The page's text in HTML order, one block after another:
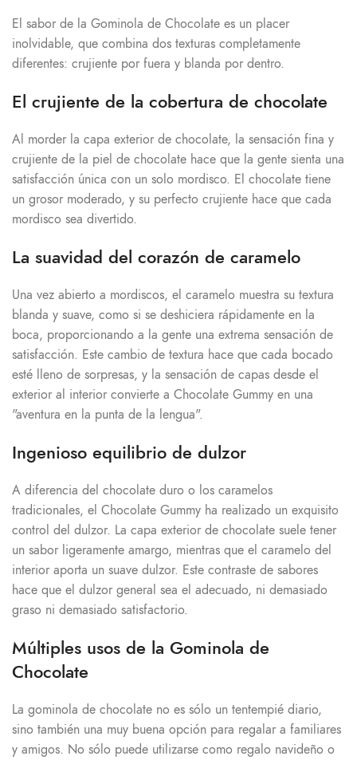
El sabor de la Gominola de Chocolate es un placer
inolvidable, que combina dos texturas completamente
diferentes: crujiente por fuera y blanda por dentro.
El crujiente de la cobertura de chocolate
Al morder la capa exterior de chocolate, la sensación fina y
crujiente de la piel de chocolate hace que la gente sienta una
satisfacción única con un solo mordisco. El chocolate tiene
un grosor moderado, y su perfecto crujiente hace que cada
mordisco sea divertido.
La suavidad del corazón de caramelo
Una vez abierto a mordiscos, el caramelo muestra su textura
blanda y suave, como si se deshiciera rápidamente en la
boca, proporcionando a la gente una extrema sensación de
satisfacción. Este cambio de textura hace que cada bocado
esté lleno de sorpresas, y la sensación de capas desde el
exterior al interior convierte a Chocolate Gummy en una
"aventura en la punta de la lengua".
Ingenioso equilibrio de dulzor
A diferencia del chocolate duro o los caramelos
tradicionales, el Chocolate Gummy ha realizado un exquisito
control del dulzor. La capa exterior de chocolate suele tener
un sabor ligeramente amargo, mientras que el caramelo del
interior aporta un suave dulzor. Este contraste de sabores
hace que el dulzor general sea el adecuado, ni demasiado
graso ni demasiado satisfactorio.
Múltiples usos de la Gominola de
Chocolate
La gominola de chocolate no es sólo un tentempié diario,
sino también una muy buena opción para regalar a familiares
y amigos. No sólo puede utilizarse como regalo navideño o